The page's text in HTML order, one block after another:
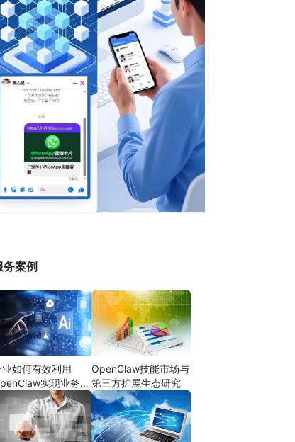
务案例
业如何有效利用
实现业务自
化
OpenClaw技能市场与
第三方扩展生态研究